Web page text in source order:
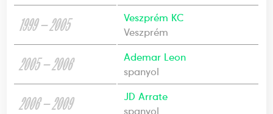
1999 — 2005
Veszprém KC
Veszprém
2005 — 2006
Ademar Leon
spanyol
2006 — 2009
JD Arrate
spanyol